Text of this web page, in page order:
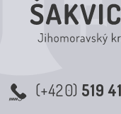
(+420) 519